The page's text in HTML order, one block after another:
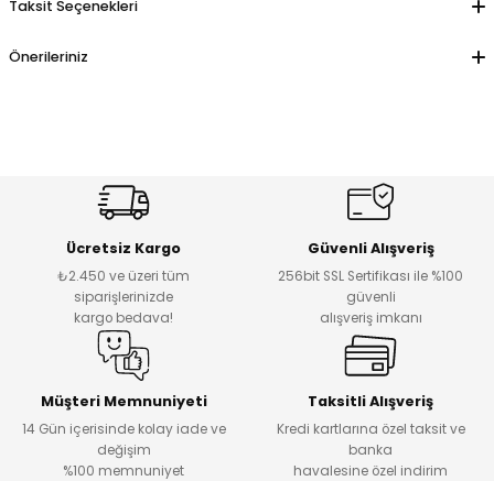
Taksit Seçenekleri
Önerileriniz
Ücretsiz Kargo
₺2.450 ve üzeri tüm
siparişlerinizde
kargo bedava!
Güvenli Alışveriş
256bit SSL Sertifikası ile %100
güvenli
alışveriş imkanı
Müşteri Memnuniyeti
14 Gün içerisinde kolay iade ve
değişim
%100 memnuniyet
Taksitli Alışveriş
Kredi kartlarına özel taksit ve
banka
havalesine özel indirim